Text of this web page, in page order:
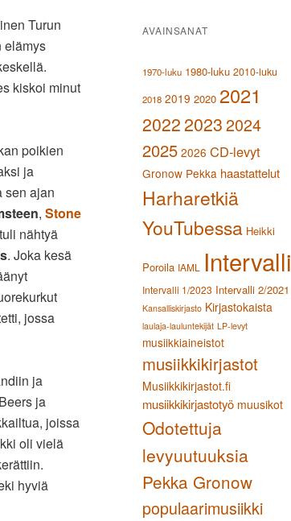
Turun
elämys
kiskoi minut
poikien
ja
sen ajan
, Stone
tuli nähtyä
. Joka kesä
jossa
ja
ja
joissa
oli vielä
hyviä
AVAINSANAT
1970-luku 1980-luku 2010-luku
2018 2019 2020 2021
2022 20232024
2025 2026 CD-levyt
Gronow Pekka haastattelut
Harharetkiä
YouTubessa Heikki
Poroila IAML Intervalli
Intervalli 1/2023 Intervalli 2/2021
Kansalliskirjasto Kirjastokaista
laulaja-lauluntekijät LP-levyt
musiikkiaineistot
musiikkikirjastot
Musiikkikirjastot.fi
musiikkikirjastotyö muusikot
Odotettuja
levyuutuuksia
Pekka Gronow
populaarimusiikki